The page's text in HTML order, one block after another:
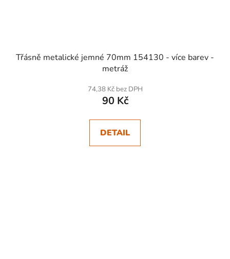
Třásně metalické jemné 70mm 154130 - více barev -
metráž
74,38 Kč bez DPH
90 Kč
DETAIL